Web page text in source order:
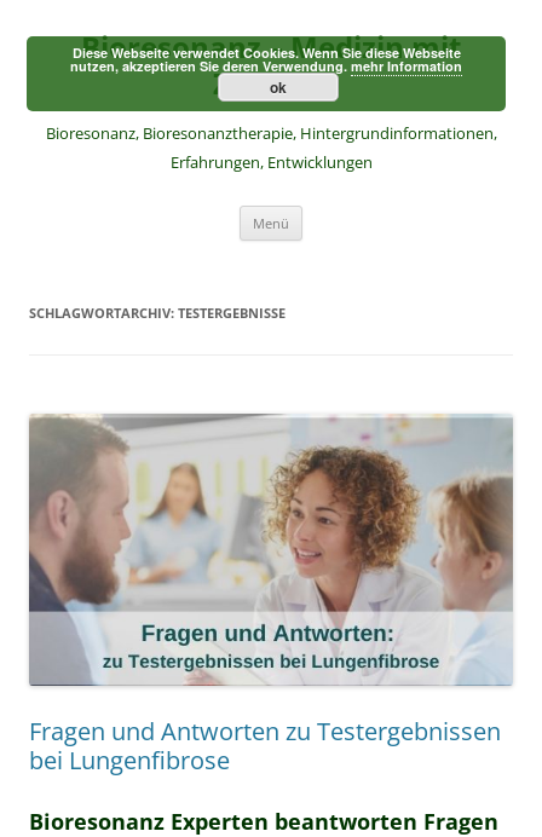
springenBioresonanz – Medizin mit
Zukunft
Bioresonanz, Bioresonanztherapie, Hintergrundinformationen,
Erfahrungen, Entwicklungen
Menü
SCHLAGWORTARCHIV: TESTERGEBNISSE
Fragen und Antworten zu Testergebnissen
bei Lungenfibrose
Bioresonanz Experten beantworten Fragen
Diese Webseite verwendet Cookies. Wenn Sie diese Webseite
nutzen, akzeptieren Sie deren Verwendung.mehr Information
ok